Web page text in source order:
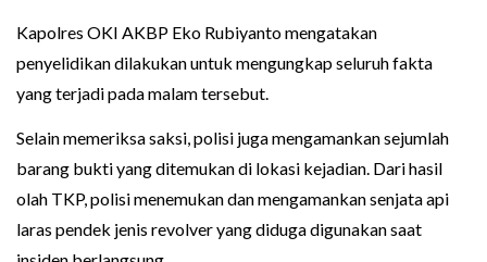
Kapolres OKI AKBP Eko Rubiyanto mengatakan
penyelidikan dilakukan untuk mengungkap seluruh fakta
yang terjadi pada malam tersebut.
Selain memeriksa saksi, polisi juga mengamankan sejumlah
barang bukti yang ditemukan di lokasi kejadian. Dari hasil
olah TKP, polisi menemukan dan mengamankan senjata api
laras pendek jenis revolver yang diduga digunakan saat